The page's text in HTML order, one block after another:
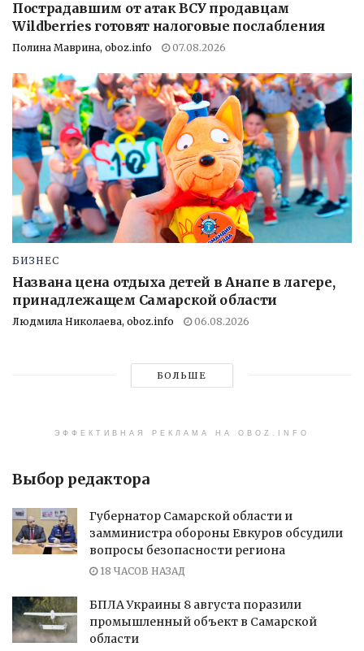
Пострадавшим от атак ВСУ продавцам
Wildberries готовят налоговые послабления
Полина Маврина, oboz.info 07.08.2026
БИЗНЕС
Названа цена отдыха детей в Анапе в лагере,
принадлежащем Самарской области
Людмила Николаева, oboz.info 06.08.2026
БОЛЬШЕ
ЭФФЕКТИВНАЯ РЕКЛАМА НА OBOZ.INFO
Выбор редактора
Губернатор Самарской области и
замминистра обороны Евкуров обсудили
вопросы безопасности региона
18 ЧАСОВ НАЗАД
БПЛА Украины 8 августа поразили
промышленный объект в Самарской
области